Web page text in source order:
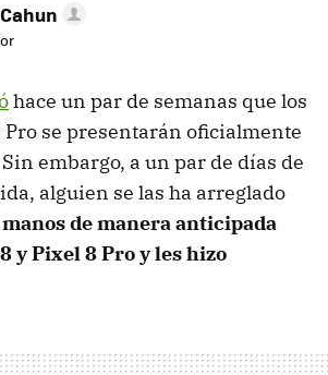
hace un par de semanas que los
Pro se presentarán oficialmente
embargo, a un par de días de
alguien se las ha arreglado
de manera anticipada
y Pixel 8 Pro y les hizo